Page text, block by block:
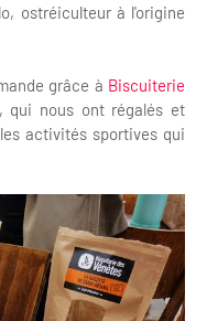
ostréiculteur à l'origine
grâce à Biscuiterie
, qui nous ont régalés et
activités sportives qui